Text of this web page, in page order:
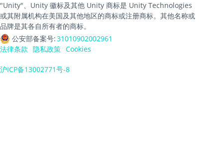
"Unity"、Unity 徽标及其他 Unity 商标是 Unity Technologies
或其附属机构在美国及其他地区的商标或注册商标。其他名称或
品牌是其各自所有者的商标。
公安部备案号:31010902002961
法律条款 隐私政策 Cookies
沪ICP备13002771号-8